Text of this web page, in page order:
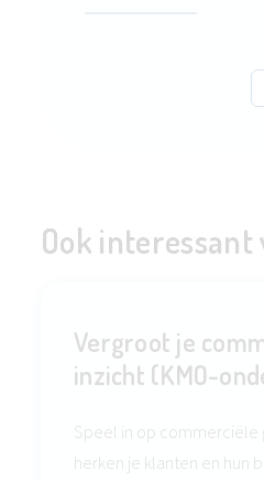
Ook interessant
Vergroot je
inzicht (KMO-
Speel in op commerciële
herken je klanten en hun